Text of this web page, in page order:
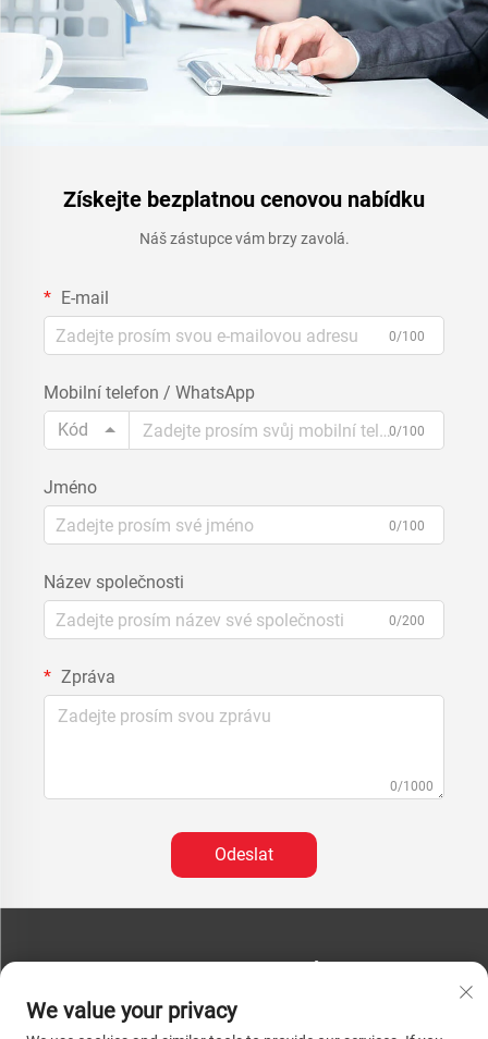
Získejte bezplatnou cenovou nabídku
Náš zástupce vám brzy zavolá.
E-mail
0/100
Mobilní telefon / WhatsApp
Kód
0/100
Jméno
0/100
Název společnosti
0/200
Zpráva
0/1000
Odeslat
Telefon:+86-13793890209
We value your privacy